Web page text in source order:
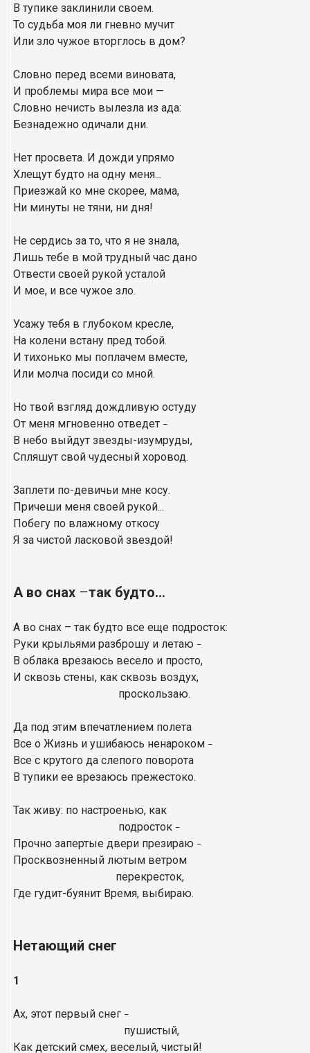
В тупике заклинили своем.
То судьба моя ли гневно мучит
Или зло чужое вторглось в дом?
Словно перед всеми виновата,
И проблемы мира все мои —
Словно нечисть вылезла из ада:
Безнадежно одичали дни.
Нет просвета. И дожди упрямо
Хлещут будто на одну меня...
Приезжай ко мне скорее, мама,
Ни минуты не тяни, ни дня!
Не сердись за то, что я не знала,
Лишь тебе в мой трудный час дано
Отвести своей рукой усталой
И мое, и все чужое зло.
Усажу тебя в глубоком кресле,
На колени встану пред тобой.
И тихонько мы поплачем вместе,
Или молча посиди со мной.
Но твой взгляд дождливую остуду
От меня мгновенно отведет –
В небо выйдут звезды-изумруды,
Спляшут свой чудесный хоровод.
Заплети по-девичьи мне косу.
Причеши меня своей рукой...
Побегу по влажному откосу
Я за чистой ласковой звездой!
А во снах –так будто...
А во снах – так будто все еще подросток:
Руки крыльями разброшу и летаю –
В облака врезаюсь весело и просто,
И сквозь стены, как сквозь воздух,
проскользаю.
Да под этим впечатлением полета
Все о Жизнь и ушибаюсь ненароком –
Все с крутого да слепого поворота
В тупики ее врезаюсь прежестоко.
Так живу: по настроенью, как
подросток –
Прочно запертые двери презираю –
Просквозненный лютым ветром
перекресток,
Где гудит-буянит Время, выбираю.
Нетающий снег
1
Ах, этот первый снег –
пушистый,
Как детский смех, веселый, чистый!